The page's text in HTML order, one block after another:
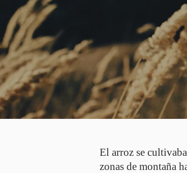
El arroz se
zonas de montaña